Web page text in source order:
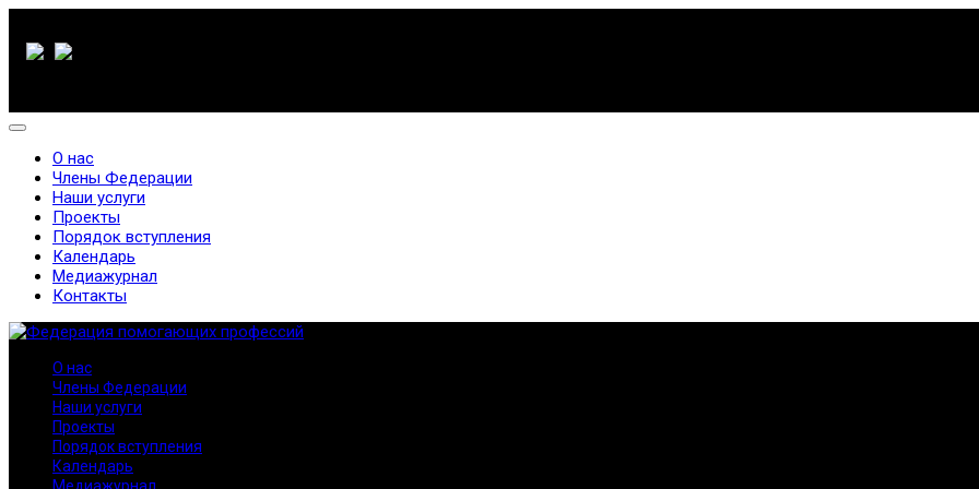
О нас
Члены Федерации
Наши услуги
Проекты
Порядок вступления
Календарь
Медиажурнал
Контакты
О нас
Члены Федерации
Наши услуги
Проекты
Порядок вступления
Календарь